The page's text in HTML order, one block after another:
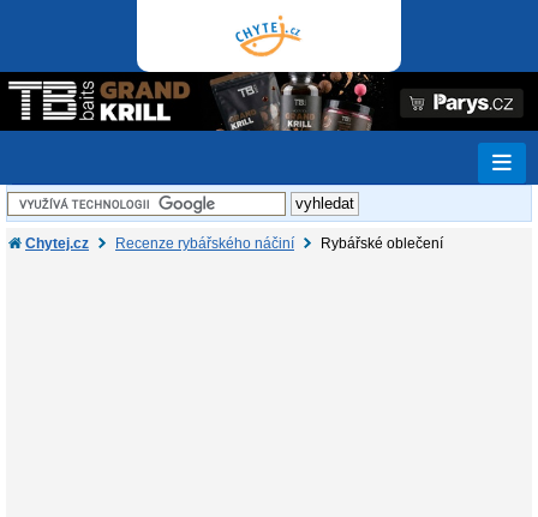
Chytej.cz Recenze rybářského náčiní Rybářské oblečení